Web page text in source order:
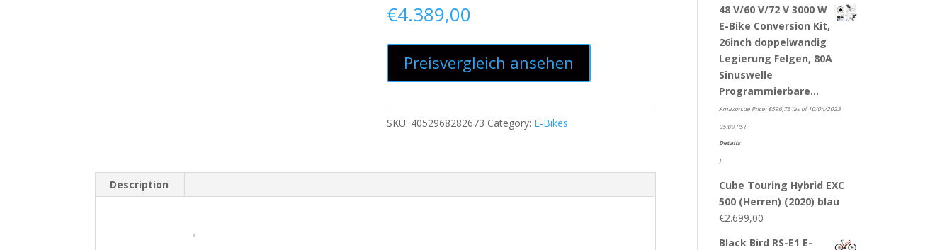
€4.389,00
Preisvergleich ansehen
SKU: 4052968282673 Category: E-Bikes
Description
48 V/60 V/72 V 3000 W
E-Bike Conversion Kit,
26inch doppelwandig
Legierung Felgen, 80A
Sinuswelle
Programmierbare…
Amazon.de Price:€596,73(as of 10/04/2023
05:09 PST-
Details
)
Cube Touring Hybrid EXC
500 (Herren) (2020) blau
€2.699,00
Black Bird RS-E1 E-